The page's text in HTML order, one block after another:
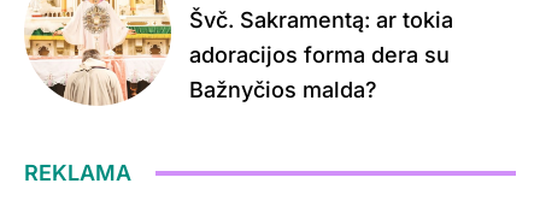
Švč. Sakramentą: ar tokia
adoracijos forma dera su
Bažnyčios malda?
REKLAMA